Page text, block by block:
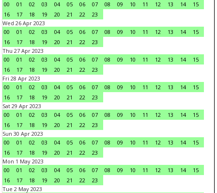
00
01 02 03 04 05 06 07 08 09 10 11 12 13 14
15
16
17 18 19 20 21 22
23
Wed 26 Apr 2023
00
01 02 03 04 05 06 07 08 09 10 11 12 13 14
15
16
17 18 19 20 21 22
23
Thu 27 Apr 2023
00
01 02 03 04 05 06 07 08 09 10 11 12 13 14
15
16
17 18 19 20 21 22
23
Fri 28 Apr 2023
00
01 02 03 04 05 06 07 08 09 10 11 12 13 14
15
16
17 18 19 20 21 22
23
Sat 29 Apr 2023
00
01 02 03 04 05 06 07 08 09 10 11 12 13 14
15
16
17 18 19 20 21 22
23
Sun 30 Apr 2023
00
01 02 03 04 05 06 07 08 09 10 11 12 13 14
15
16
17 18 19 20 21 22
23
Mon 1 May 2023
00
01 02 03 04 05 06 07 08 09 10 11 12 13 14
15
16
17 18 19 20 21 22
23
Tue 2 May 2023